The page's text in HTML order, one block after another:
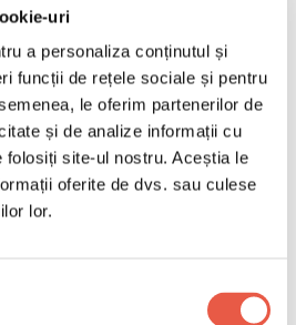
uri
a personaliza conținutul și
funcții de rețele sociale și pentru
le oferim partenerilor de
și de analize informații cu
folosiți site-ul nostru. Aceștia le
oferite de dvs. sau culese
lor.